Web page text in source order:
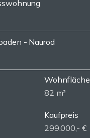
- Naurod
Wohnfläche
82 m²
Kaufpreis
299.000,- €